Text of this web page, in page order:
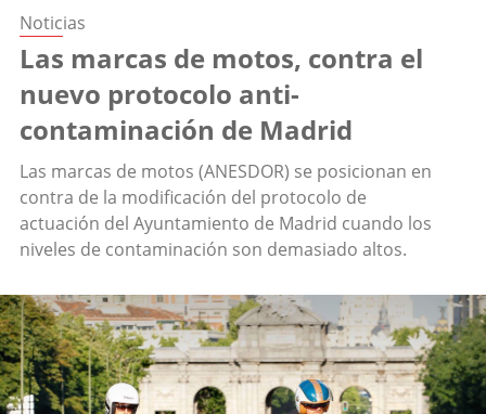
Noticias
Las marcas de motos, contra el
nuevo protocolo anti-
contaminación de Madrid
Las marcas de motos (ANESDOR) se posicionan en
contra de la modificación del protocolo de
actuación del Ayuntamiento de Madrid cuando los
niveles de contaminación son demasiado altos.